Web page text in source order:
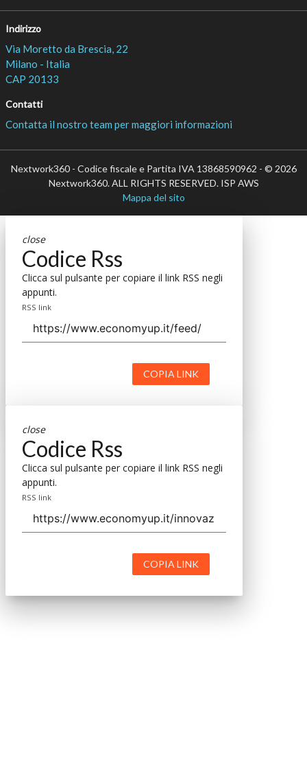
Indirizzo
Via Moretto da Brescia, 22
Milano - Italia
CAP 20133
Contatti
Contatta il nostro team per maggiori informazioni
Nextwork360 - Codice fiscale e Partita IVA 13868590962 - © 2026
Nextwork360. ALL RIGHTS RESERVED. ISP AWS
Mappa del sito
close
Codice Rss
Clicca sul pulsante per copiare il link RSS negli
appunti.
RSS link
COPIA LINK
close
Codice Rss
Clicca sul pulsante per copiare il link RSS negli
appunti.
RSS link
COPIA LINK